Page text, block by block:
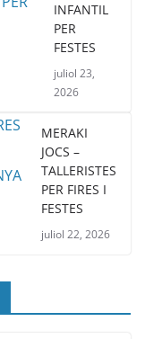
INFANTIL
PER
FESTES
juliol 23,
2026
MERAKI
JOCS –
TALLERISTES
PER FIRES I
FESTES
juliol 22, 2026